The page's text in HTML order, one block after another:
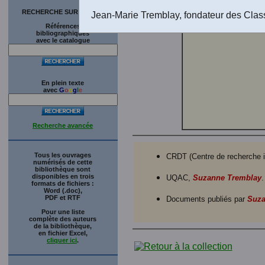
RECHERCHE SUR LE SITE
Références
bibliographiques
avec le catalogue
En plein texte
avec Google
Recherche avancée
Tous les ouvrages
numérisés de cette
bibliothèque sont
disponibles en trois
formats de fichiers :
Word (.doc),
PDF et RTF
Pour une liste
complète des auteurs
de la bibliothèque,
en fichier Excel,
cliquer ici.
CRDT (Centre de
UQAC, Suzanne Tremblay.
Documents publiés par
Jean-Marie Tremblay, fondateur des